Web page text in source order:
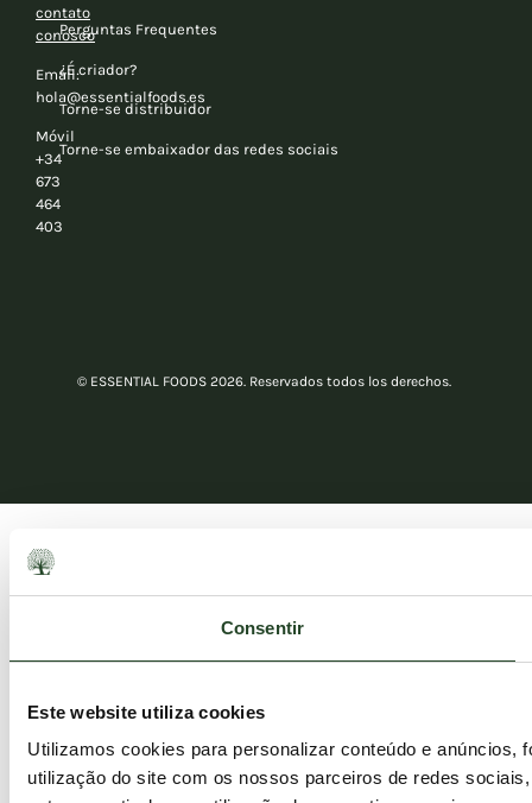
Consentir
Este website utiliza cookies
Utilizamos cookies para personalizar conteúdo e anúncios,
utilização do site com os nossos parceiros de redes
contato
conosco
Email:
hola@essentialfoods.es
Móvil
+34
673
464
403
Perguntas Frequentes
¿É criador?
Torne-se distribuidor
Torne-se embaixador das redes sociais
© ESSENTIAL FOODS 2026. Reservados todos los derechos.